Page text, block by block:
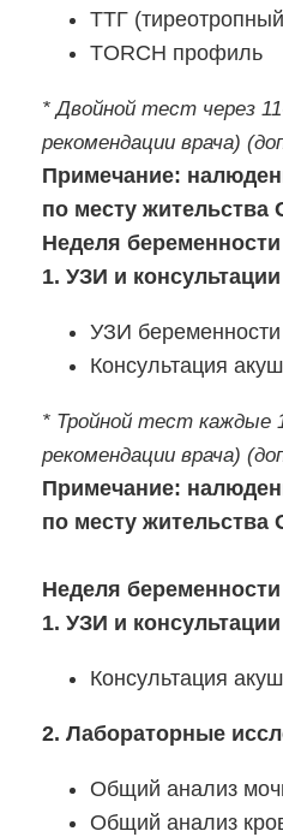
ТТГ
TORCH профиль
* Двойной тест через
рекомендации врача)
Примечание:
по месту
Неделя
1. УЗИ и
УЗИ беременности
Консультация
* Тройной тест каждые
рекомендации врача)
Примечание:
по месту
Неделя
1. УЗИ и
Консультация
2. Лабораторные
Общий анализ
Общий анализ